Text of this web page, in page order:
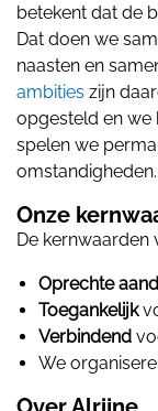
betekent dat de
Dat doen we
naasten en
ambities zijn
opgesteld en we
spelen we
omstandigheden.
Onze
De kernwaarden
Oprechte
Toegankelijk
Verbindend
We